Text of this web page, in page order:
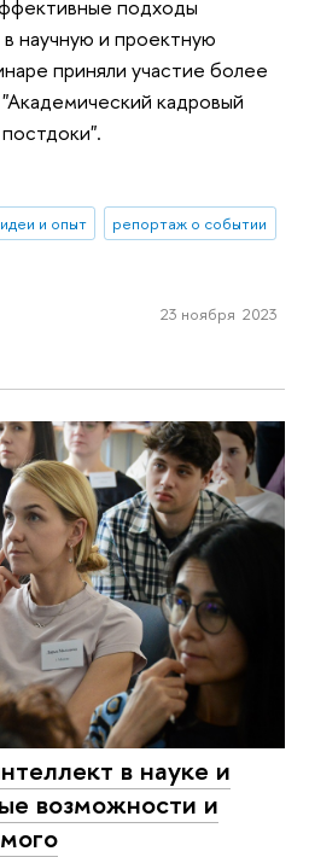
подходы
научную и проектную
приняли участие более
кадровый
идеи и опыт
репортаж о событии
23 ноября 2023
в науке и
возможности и